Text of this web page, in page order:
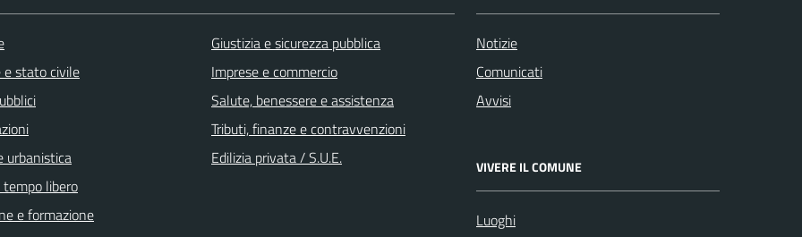
e stato civile
urbanistica
libero
e formazione
Giustizia e sicurezza pubblica
Imprese e commercio
Salute, benessere e assistenza
Tributi, finanze e contravvenzioni
Edilizia privata / S.U.E.
Notizie
Comunicati
Avvisi
VIVERE IL COMUNE
Luoghi